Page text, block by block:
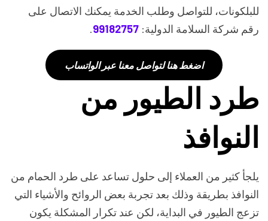
للبلكونات، للتواصل وطلب الخدمة يمكنك الاتصال على
رقم شركة السلامة الدولية: 99182757
.
اضغط هنا لتواصل معنا عبر الواتساب
طرد الطيور من
النوافذ
يلجأ كثير من العملاء إلى حلول تساعد على طرد الحمام من
النوافذ بطريقة وذلك بعد تجربة بعض الروائح والأشياء التي
تزعج الطيور في البداية، لكن عند تكرار المشكلة يكون